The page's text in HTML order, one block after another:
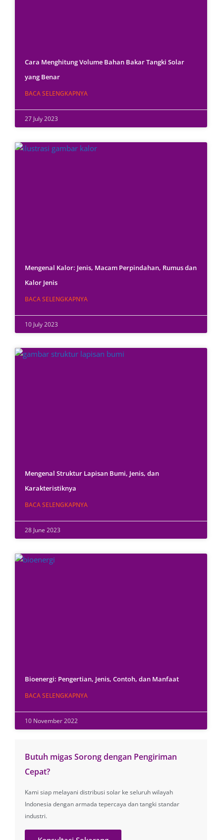
Cara Menghitung Volume Bahan Bakar Tangki Solar
yang Benar
BACA SELENGKAPNYA
27 July 2023
Mengenal Kalor: Jenis, Macam Perpindahan, Rumus dan
Kalor Jenis
BACA SELENGKAPNYA
10 July 2023
Mengenal Struktur Lapisan Bumi, Jenis, dan
Karakteristiknya
BACA SELENGKAPNYA
28 June 2023
Bioenergi: Pengertian, Jenis, Contoh, dan Manfaat
BACA SELENGKAPNYA
10 November 2022
Butuh migas Sorong dengan Pengiriman
Cepat?
Kami siap melayani distribusi solar ke seluruh wilayah
Indonesia dengan armada tepercaya dan tangki standar
industri.